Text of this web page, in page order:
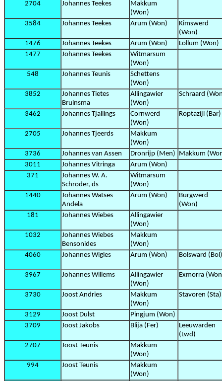
2704 Johannes Teekes
Makkum
(Won)
3584
Johannes Teekes Arum (Won)
Kimswerd
(Won)
1476
Johannes Teekes Arum (Won)
Lollum (Won)
1477
Johannes Teekes
Witmarsum
(Won)
548
Johannes Teunis
Schettens
(Won)
3852
Johannes Tietes
Bruinsma
Allingawier
(Won)
Schraard
3462 Johannes Tjallings
Cornwerd
(Won)
Roptazijl (Bar)
2705 Johannes Tjeerds
Makkum
(Won)
3736
Johannes van Assen Dronrijp (Men) Makkum
3011
Johannes Vitringa
Arum (Won)
371
Johannes W. A.
Schroder, ds
Witmarsum
(Won)
1440
Johannes Watses
Andela
Arum (Won)
Burgwerd
(Won)
181
Johannes Wiebes
Allingawier
(Won)
1032
Johannes Wiebes
Bensonides
Makkum
(Won)
4060
Johannes Wigles Arum (Won) Bolsward (Bol)
3967 Johannes Willems
Allingawier
(Won)
Exmorra
3730 Joost Andries
Makkum
(Won)
Stavoren (Sta)
3129 Joost Dulst
Pingjum (Won)
3709
Joost Jakobs Blija (Fer)
Leeuwarden
(Lwd)
2707
Joost Teunis
Makkum
(Won)
994
Joost Teunis
Makkum
(Won)